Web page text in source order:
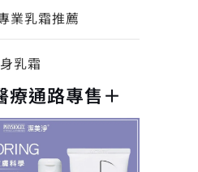
業乳霜推薦
乳霜
療通路專售＋